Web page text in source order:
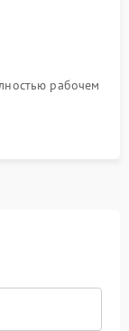
рабочем